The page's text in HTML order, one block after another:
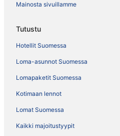
Mainosta sivuillamme
Tutustu
Hotellit Suomessa
Loma-asunnot Suomessa
Lomapaketit Suomessa
Kotimaan lennot
Lomat Suomessa
Kaikki majoitustyypit